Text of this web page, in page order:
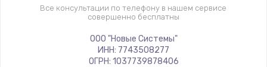
Заказать
Замена ТЭНа
2500 руб.
Все консультации по телефону в нашем сервисе
совершенно бесплатны
ООО "Новые Системы"
ИНН: 7743508277
ОГРН: 1037739878406